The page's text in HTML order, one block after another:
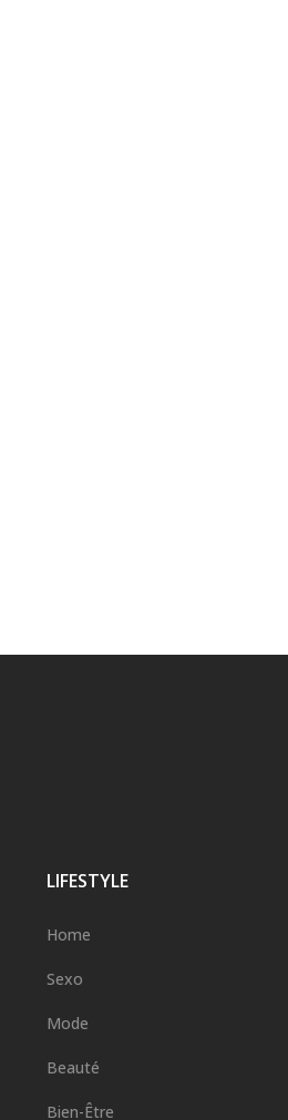
LIFESTYLE
Home
Sexo
Mode
Beauté
Bien-Être